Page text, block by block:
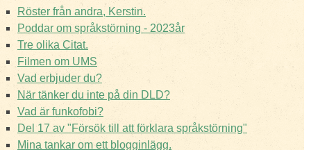
Röster från andra, Kerstin.
Poddar om språkstörning - 2023år
Tre olika Citat.
Filmen om UMS
Vad erbjuder du?
När tänker du inte på din DLD?
Vad är funkofobi?
Del 17 av "Försök till att förklara språkstörning"
Mina tankar om ett blogginlägg.